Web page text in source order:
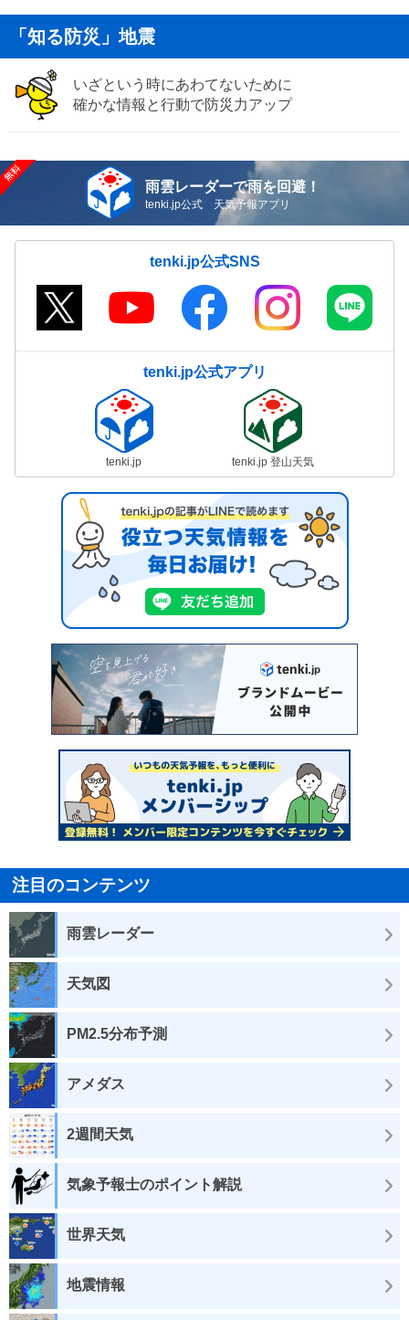
「知る防災」地震
いざという時にあわてないために
確かな情報と行動で防災力アップ
雨雲レーダーで雨を回避！
tenki.jp公式 天気予報アプリ
tenki.jp公式SNS
tenki.jp公式アプリ
tenki.jp tenki.jp 登山天気
注目のコンテンツ
雨雲レーダー
天気図
PM2.5分布予測
アメダス
2週間天気
気象予報士のポイント解説
世界天気
地震情報